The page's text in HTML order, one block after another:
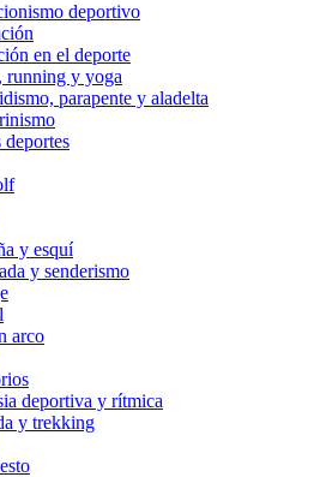
deportivo
en el deporte
running y yoga
parapente y aladelta
y esquí
y senderismo
arco
deportiva y rítmica
y trekking